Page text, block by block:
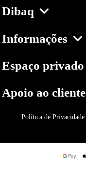
Dibaq
Informações
Espaço privado
Apoio ao cliente
Política de Privacidade